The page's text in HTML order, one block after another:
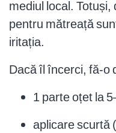
mediul local.
pentru mătreață
iritația.
Dacă îl încerci, fă-o
1 parte oțet la
aplicare scurtă